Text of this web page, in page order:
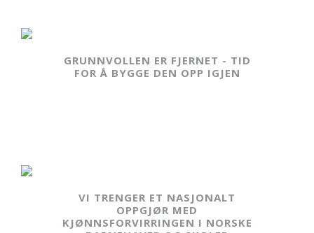
GRUNNVOLLEN ER FJERNET - TID
FOR Å BYGGE DEN OPP IGJEN
VI TRENGER ET NASJONALT
OPPGJØR MED
KJØNNSFORVIRRINGEN I NORSKE